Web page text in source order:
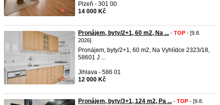
Plzeň - 301 00
14 000 Kč
Pronájem, byty/2+1, 60 m2, Na ... - TOP - [9.8.
2026]
Pronájem, byty/2+1, 60 m2, Na Vyhlídce 2323/18,
58601 J ...
Jihlava - 586 01
12 000 Kč
Pronájem, byty/3+1, 124 m2, Pa ... - TOP - [9.8.